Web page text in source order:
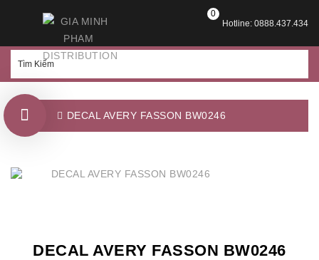
Hotline: 0888.437.434
0
DECAL AVERY FASSON BW0246
DECAL AVERY FASSON BW0246